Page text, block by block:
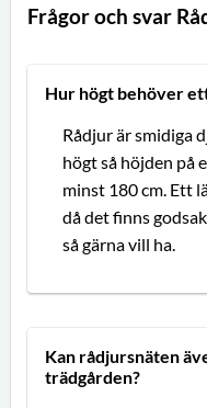
Frågor och svar
Hur högt behöver
Rådjur är smidiga
högt så höjden på
minst 180 cm. Ett
då det finns
så gärna vill ha.
Kan rådjursnäten
trädgården?